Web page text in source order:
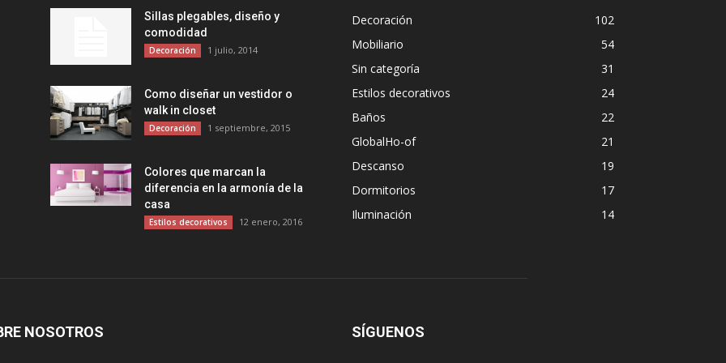
Sillas plegables, diseño y
comodidad
Decoración 1 julio, 2014
Como diseñar un vestidor o
walk in closet
Decoración 1 septiembre, 2015
Colores que marcan la
diferencia en la armonía de la
casa
Estilos decorativos 12 enero, 2016
Decoración
102
Mobiliario
54
Sin categoría
31
Estilos decorativos
24
Baños
22
GlobalHo-of
21
Descanso
19
Dormitorios
17
Iluminación
14
NOSOTROS SÍGUENOS